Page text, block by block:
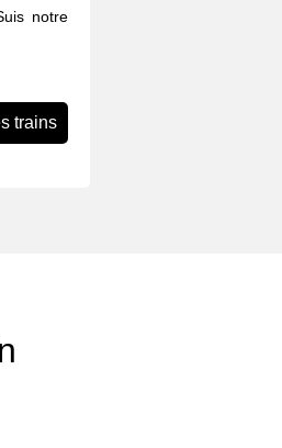
notre
trains